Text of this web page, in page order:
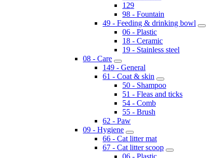
129
98 - Fountain
49 - Feeding & drinking bowl
06 - Plastic
18 - Ceramic
19 - Stainless steel
08 - Care
149 - General
61 - Coat & skin
50 - Shampoo
51 - Fleas and ticks
54 - Comb
55 - Brush
62 - Paw
09 - Hygiene
66 - Cat litter mat
67 - Cat litter scoop
06 - Plastic